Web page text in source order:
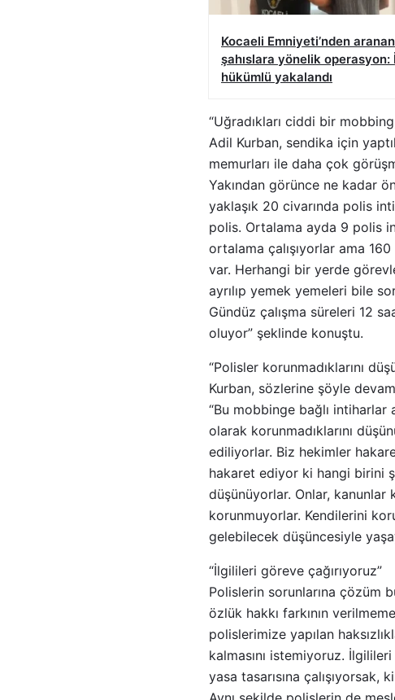
Kocaeli Emniyeti’nden aranan
şahıslara yönelik operasyon:
hükümlü yakalandı
“Uğradıkları ciddi bir
Adil Kurban, sendika için
memurları ile daha çok
Yakından görünce ne kadar
yaklaşık 20 civarında polis
polis. Ortalama ayda 9 polis
ortalama çalışıyorlar ama
var. Herhangi bir yerde
ayrılıp yemek yemeleri bile
Gündüz çalışma süreleri 12
oluyor” şeklinde konuştu.
“Polisler korunmadıklarını
Kurban, sözlerine şöyle
“Bu mobbinge bağlı intiharlar
olarak korunmadıklarını
ediliyorlar. Biz hekimler
hakaret ediyor ki hangi birini
düşünüyorlar. Onlar, kanunlar
korunmuyorlar. Kendilerini
gelebilecek düşüncesiyle
“İlgilileri göreve çağırıyoruz”
Polislerin sorunlarına çözüm
özlük hakkı farkının
polislerimize yapılan
kalmasını istemiyoruz.
yasa tasarısına